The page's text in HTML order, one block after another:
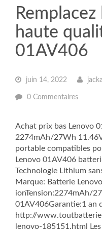
haute
01AV406
juin 14, 2022
0 Commentaires
Achat prix bas Lenovo
2274mAh/27Wh
portable compatibles
Lenovo 01AV406
Technologie Lithium
Marque: Batterie
ionTension:2274mAh/
01AV406Garantie:1 an
http://
lenovo-185151.html